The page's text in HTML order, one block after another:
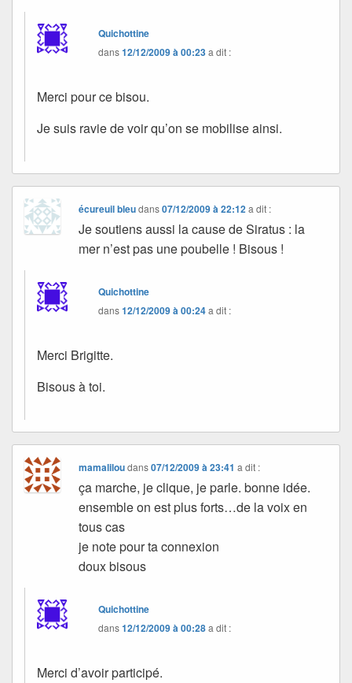
Quichottine
dans12/12/2009 à 00:23a dit :
Merci pour ce bisou.
Je suis ravie de voir qu’on se mobilise ainsi.
écureuil bleudans07/12/2009 à 22:12 a dit :
Je soutiens aussi la cause de Siratus : la
mer n’est pas une poubelle ! Bisous !
Quichottine
dans12/12/2009 à 00:24a dit :
Merci Brigitte.
Bisous à toi.
mamaliloudans07/12/2009 à 23:41 a dit :
ça marche, je clique, je parle. bonne idée.
ensemble on est plus forts…de la voix en
tous cas
je note pour ta connexion
doux bisous
Quichottine
dans12/12/2009 à 00:28a dit :
Merci d’avoir participé.